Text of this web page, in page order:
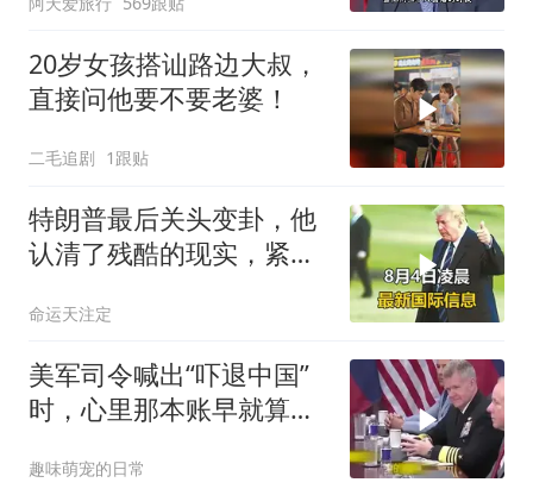
20岁女孩搭讪路边大叔，
直接问他要不要老婆！
二毛追剧 1跟贴
特朗普最后关头变卦，他
认清了残酷的现实，紧急
命运天注定
美军司令喊出“吓退中国”
时，心里那本账早就算清
趣味萌宠的日常